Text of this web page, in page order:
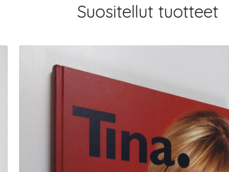
Suositellut tuotteet